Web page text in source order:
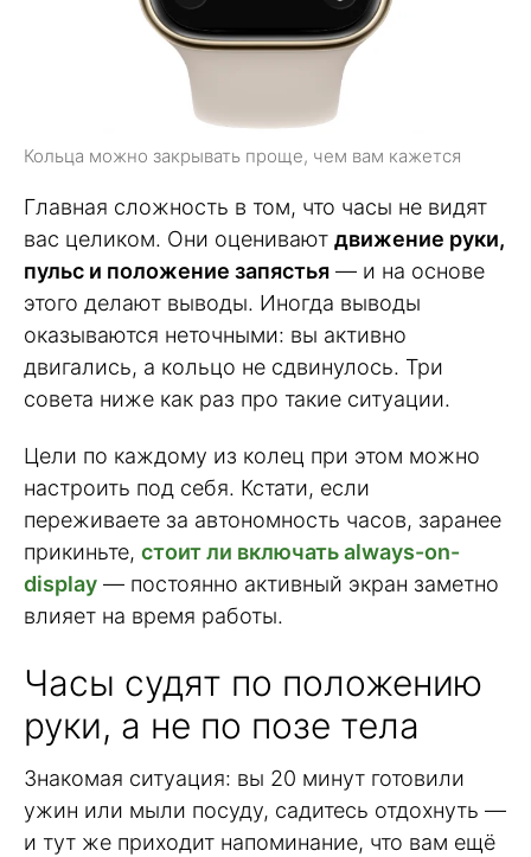
Кольца можно закрывать проще, чем вам кажется
Главная сложность в том, что часы не видят
вас целиком. Они оценивают движение руки,
пульс и положение запястья — и на основе
этого делают выводы. Иногда выводы
оказываются неточными: вы активно
двигались, а кольцо не сдвинулось. Три
совета ниже как раз про такие ситуации.
Цели по каждому из колец при этом можно
настроить под себя. Кстати, если
переживаете за автономность часов, заранее
прикиньте, стоит ли включать always-on-
display — постоянно активный экран заметно
влияет на время работы.
Часы судят по положению
руки, а не по позе тела
Знакомая ситуация: вы 20 минут готовили
ужин или мыли посуду, садитесь отдохнуть —
и тут же приходит напоминание, что вам ещё